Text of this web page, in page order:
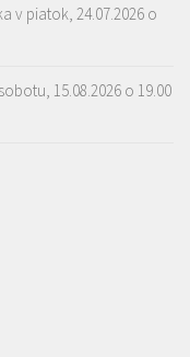
v piatok, 24.07.2026 o
15.08.2026 o 19.00